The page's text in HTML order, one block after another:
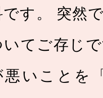
ラミック
治療
です。 突然
いてご存じ
悪いことを